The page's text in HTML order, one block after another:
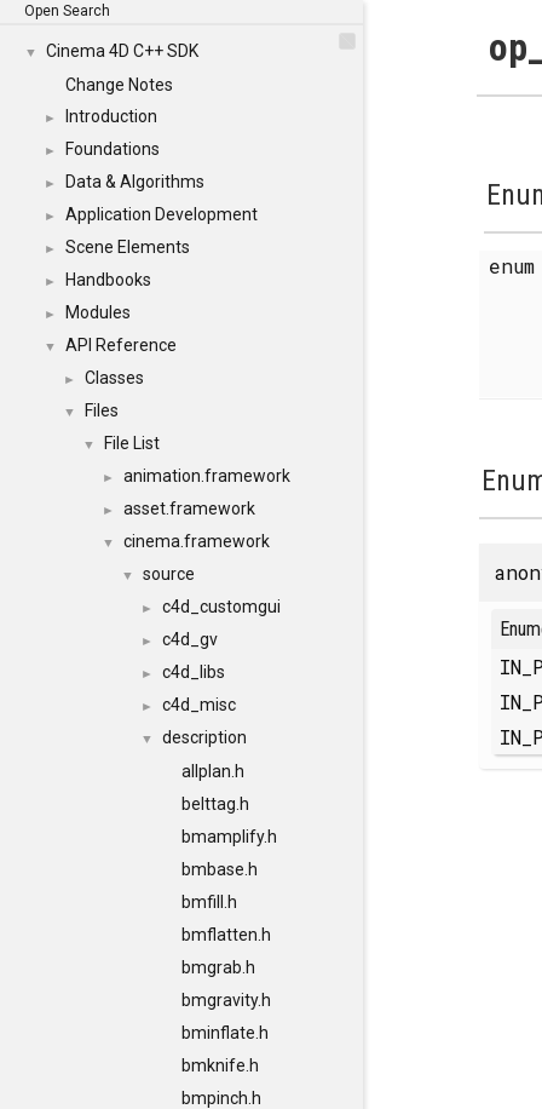
Open Search
▼
Cinema 4D C++ SDK
Change Notes
► Introduction
► Foundations
► Data & Algorithms
► Application Development
► Scene Elements
► Handbooks
► Modules
▼ API Reference
► Classes
▼ Files
▼ File List
► animation.framework
► asset.framework
▼ cinema.framework
▼ source
► c4d_customgui
► c4d_gv
► c4d_libs
► c4d_misc
▼
description
allplan.h
belttag.h
bmamplify.h
bmbase.h
bmfill.h
bmflatten.h
bmgrab.h
bmgravity.h
bminflate.h
bmknife.h
bmpinch.h